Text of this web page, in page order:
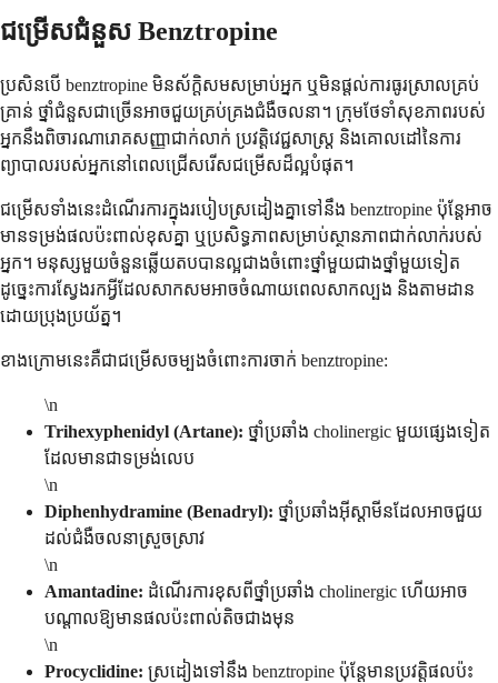
ជម្រើស​ជំនួស Benztropine
ប្រសិនបើ benztropine មិន​ស័ក្តិសម​សម្រាប់​អ្នក ឬ​មិន​ផ្តល់​ការ​ធូរស្រាល​គ្រប់
គ្រាន់ ថ្នាំ​ជំនួស​ជា​ច្រើន​អាច​ជួយ​គ្រប់គ្រង​ជំងឺ​ចលនា។ ក្រុម​ថែទាំ​សុខភាព​របស់​
អ្នក​នឹង​ពិចារណា​រោគសញ្ញា​ជាក់លាក់ ប្រវត្តិ​វេជ្ជសាស្ត្រ និង​គោលដៅ​នៃ​ការ​
ព្យាបាល​របស់​អ្នក​នៅ​ពេល​ជ្រើសរើស​ជម្រើស​ដ៏​ល្អ​បំផុត។
ជម្រើស​ទាំង​នេះ​ដំណើរការ​ក្នុង​របៀប​ស្រដៀង​គ្នា​ទៅ​នឹង benztropine ប៉ុន្តែ​អាច​
មាន​ទម្រង់​ផល​ប៉ះពាល់​ខុស​គ្នា ឬ​ប្រសិទ្ធភាព​សម្រាប់​ស្ថានភាព​ជាក់លាក់​របស់​
អ្នក។ មនុស្ស​មួយ​ចំនួន​ឆ្លើយតប​បាន​ល្អ​ជាង​ចំពោះ​ថ្នាំ​មួយ​ជាង​ថ្នាំ​មួយ​ទៀត
ដូច្នេះ​ការ​ស្វែងរក​អ្វី​ដែល​សាកសម​អាច​ចំណាយ​ពេល​សាកល្បង និង​តាមដាន​
ដោយ​ប្រុងប្រយ័ត្ន។
ខាង​ក្រោម​នេះ​គឺ​ជា​ជម្រើស​ចម្បង​ចំពោះ​ការ​ចាក់ benztropine:
\n
Trihexyphenidyl (Artane): ថ្នាំប្រឆាំង cholinergic មួយផ្សេងទៀត
ដែលមានជាទម្រង់លេប
\n
Diphenhydramine (Benadryl): ថ្នាំប្រឆាំងអ៊ីស្តាមីនដែលអាចជួយ
ដល់ជំងឺចលនាស្រួចស្រាវ
\n
Amantadine: ដំណើរការខុសពីថ្នាំប្រឆាំង cholinergic ហើយអាច
បណ្តាលឱ្យមានផលប៉ះពាល់តិចជាងមុន
\n
Procyclidine: ស្រដៀងទៅនឹង benztropine ប៉ុន្តែមានប្រវត្តិផលប៉ះ